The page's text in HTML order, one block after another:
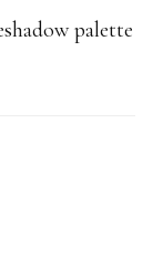
palette